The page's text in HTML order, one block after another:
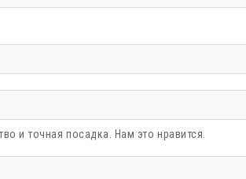
зеленый в золоте
и точная посадка. Нам это нравится.